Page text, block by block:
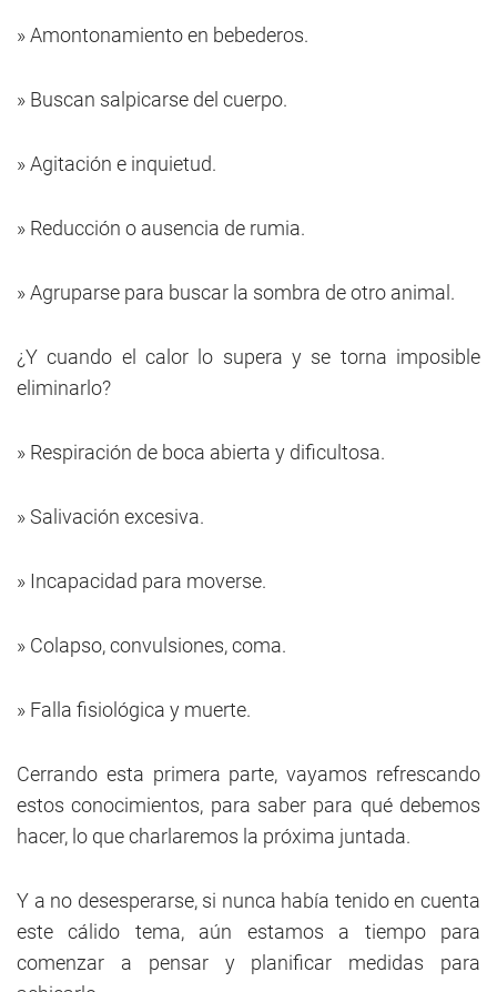
» Amontonamiento en bebederos.
» Buscan salpicarse del cuerpo.
» Agitación e inquietud.
» Reducción o ausencia de rumia.
» Agruparse para buscar la sombra de otro animal.
¿Y cuando el calor lo supera y se torna imposible
eliminarlo?
» Respiración de boca abierta y dificultosa.
» Salivación excesiva.
» Incapacidad para moverse.
» Colapso, convulsiones, coma.
» Falla fisiológica y muerte.
Cerrando esta primera parte, vayamos refrescando
estos conocimientos, para saber para qué debemos
hacer, lo que charlaremos la próxima juntada.
Y a no desesperarse, si nunca había tenido en cuenta
este cálido tema, aún estamos a tiempo para
comenzar a pensar y planificar medidas para